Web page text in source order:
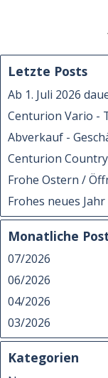
Letzte Posts
Ab 1. Juli 2026
Centurion Vario -
Abverkauf -
Centurion
Frohe Ostern /
Frohes neues Jahr
Monatliche
07/2026
06/2026
04/2026
03/2026
Kategorien